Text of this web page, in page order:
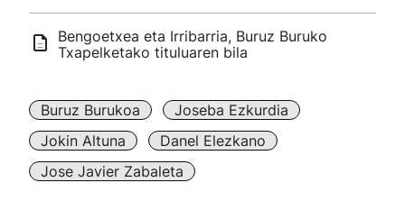
Bengoetxea eta Irribarria, Buruz Buruko
Txapelketako tituluaren bila
Buruz Burukoa
Joseba Ezkurdia
Jokin Altuna
Danel Elezkano
Jose Javier Zabaleta